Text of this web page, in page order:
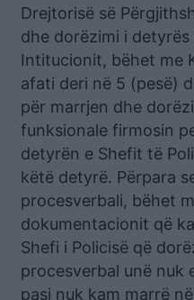
Drejtorisë së
dhe dorëzimi i
Intitucionit, bëhet me
afati deri në 5 (pesë)
për marrjen dhe
funksionale firmosin
detyrën e Shefit të
këtë detyrë. Përpara
procesverbali, bëhet
dokumentacionit që
Shefi i Policisë që
procesverbal unë nuk
pasi nuk kam marrë